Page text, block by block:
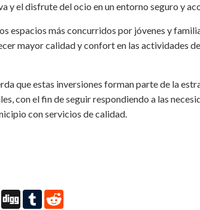
y el disfrute del ocio en un entorno seguro y
espacios más concurridos por jóvenes y
mayor calidad y confort en las actividades
que estas inversiones forman parte de la
con el fin de seguir respondiendo a las
con servicios de calidad.
instagram
Digg Tumblr